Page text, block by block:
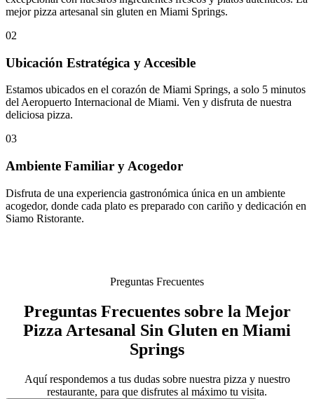
mejor pizza artesanal sin gluten en Miami Springs.
02
Ubicación Estratégica y Accesible
Estamos ubicados en el corazón de Miami Springs, a solo 5 minutos
del Aeropuerto Internacional de Miami. Ven y disfruta de nuestra
deliciosa pizza.
03
Ambiente Familiar y Acogedor
Disfruta de una experiencia gastronómica única en un ambiente
acogedor, donde cada plato es preparado con cariño y dedicación en
Siamo Ristorante.
Preguntas Frecuentes
Preguntas Frecuentes sobre la Mejor
Pizza Artesanal Sin Gluten en Miami
Springs
Aquí respondemos a tus dudas sobre nuestra pizza y nuestro
restaurante, para que disfrutes al máximo tu visita.